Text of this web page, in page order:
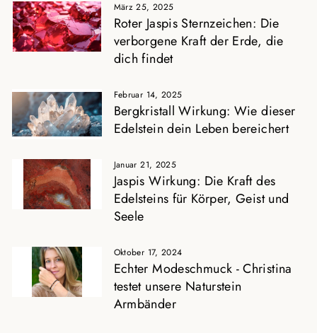
März 25, 2025
Roter Jaspis Sternzeichen: Die
verborgene Kraft der Erde, die
dich findet
Februar 14, 2025
Bergkristall Wirkung: Wie dieser
Edelstein dein Leben bereichert
Januar 21, 2025
Jaspis Wirkung: Die Kraft des
Edelsteins für Körper, Geist und
Seele
Oktober 17, 2024
Echter Modeschmuck - Christina
testet unsere Naturstein
Armbänder